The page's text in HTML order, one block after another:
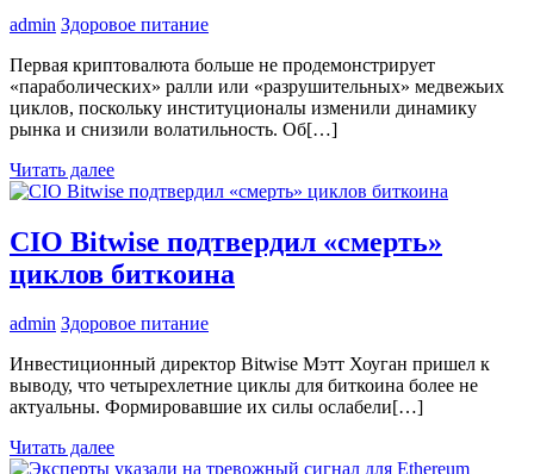
admin Здоровое питание
Первая криптовалюта больше не продемонстрирует
«параболических» ралли или «разрушительных» медвежьих
циклов, поскольку институционалы изменили динамику
рынка и снизили волатильность. Об[…]
Читать далее
CIO Bitwise подтвердил «смерть»
циклов биткоина
admin Здоровое питание
Инвестиционный директор Bitwise Мэтт Хоуган пришел к
выводу, что четырехлетние циклы для биткоина более не
актуальны. Формировавшие их силы ослабели[…]
Читать далее